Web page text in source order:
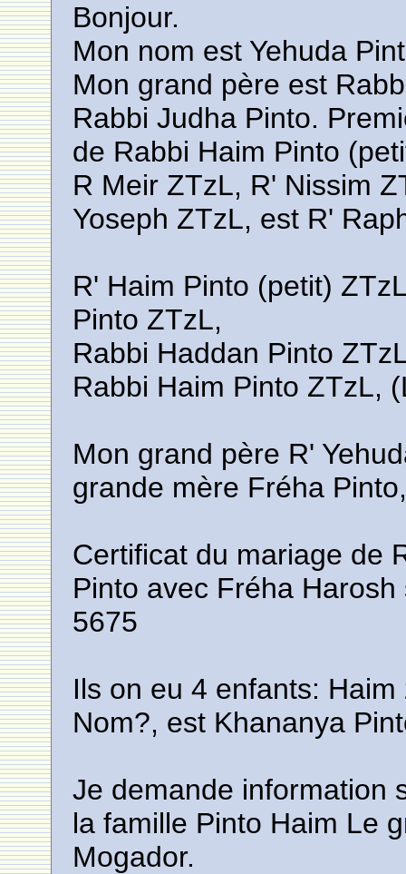
Bonjour.
Mon nom est Yehuda
Mon grand père est
Rabbi Judha Pinto.
de Rabbi Haim Pinto
R Meir ZTzL, R' Nissim
Yoseph ZTzL, est R'
R' Haim Pinto (petit)
Pinto ZTzL,
Rabbi Haddan Pinto
Rabbi Haim Pinto ZTzL,
Mon grand père R'
grande mère Fréha
Certificat du mariage de
Pinto avec Fréha
5675
Ils on eu 4 enfants:
Nom?, est Khananya
Je demande information
la famille Pinto Haim Le
Mogador.